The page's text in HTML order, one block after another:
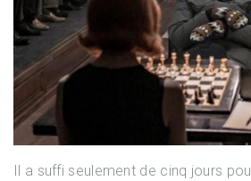
Il a suffi seulement de cinq jours